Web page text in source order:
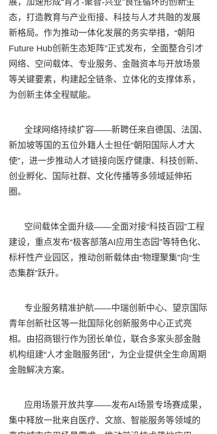
态，打造教育与产业衔接、科技与人才共融的发展
新格局。作为推动一体化发展的务实举措，“朝阳
Future Hub创新生态矩阵”正式发布，全面整合引才
网络、空间载体、专业服务、金融资本与开放场景
等关键要素，构建起全链条、立体化的支撑体系，
为创新主体全程赋能。
全球网络持续扩容——新聘任来自德国、法国、
新加坡等国的五位外籍人士担任“朝阳国际人才大
使”，进一步推动人才链接向医疗健康、科技创新、
创业孵化、国际社群、文化传播等多领域延伸拓
圈。
空间载体全面升级——全面对接“科技百园”工程
建设，重点发布“极客部落AI应用生态园”等特色化、
标杆性产业园区，推动创新载体由“物理聚集”向“生
态集群”跃升。
专业服务精准护航——中瑞创新中心、望京国际
青年创新社区等一批国际化创新服务中心正式亮
相。由招商银行作为团长单位，联合多家头部金融
机构组建“人才金融服务团”，为企业提供全生命周期
金融解决方案。
应用场景开放共享——发布AI场景专场赛成果，
集中释放一批来自医疗、文旅、智能服务等领域的